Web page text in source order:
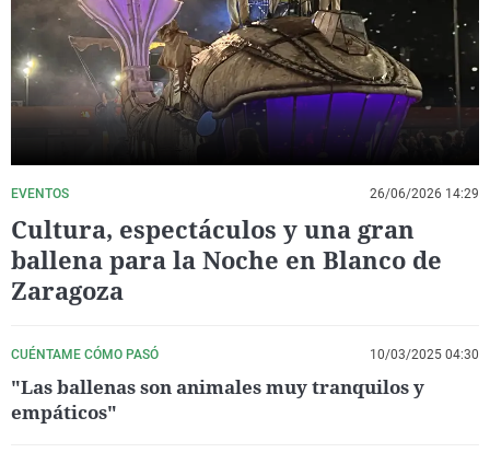
La rosa de los vientos
Gente viajera
Como el perro y el
Caso
Retornados
Equipo de
Operación Viuda
Extremadura
Galicia
La Rioja
Navarra
País Vasco
Virales
Televisión
Elecciones
EVENTOS 26/06/2026 14:29
Cultura, espectáculos y una gran
ballena para la Noche en Blanco de
Zaragoza
CUÉNTAME CÓMO PASÓ 10/03/2025 04:30
"Las ballenas son animales muy tranquilos y
empáticos"